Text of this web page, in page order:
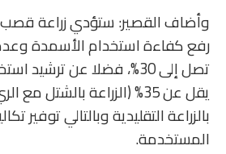
وأضاف القصير: ستؤدي زراعة قصب
رفع كفاءة استخدام الأسمدة
تصل إلى 30%، فضلا عن ترشيد
يقل عن 35% (الزراعة بالشتل
بالزراعة التقليدية وبالتالي توفير
المستخدمة.